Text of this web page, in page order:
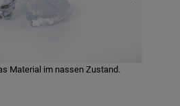
Material im nassen Zustand.